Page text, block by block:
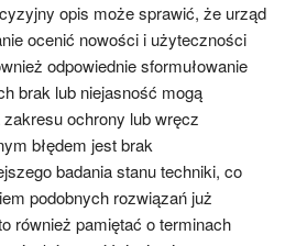
opis może sprawić, że urząd
ocenić nowości i użyteczności
odpowiednie sformułowanie
brak lub niejasność mogą
ochrony lub wręcz
błędem jest brak
badania stanu techniki, co
podobnych rozwiązań już
również pamiętać o terminach